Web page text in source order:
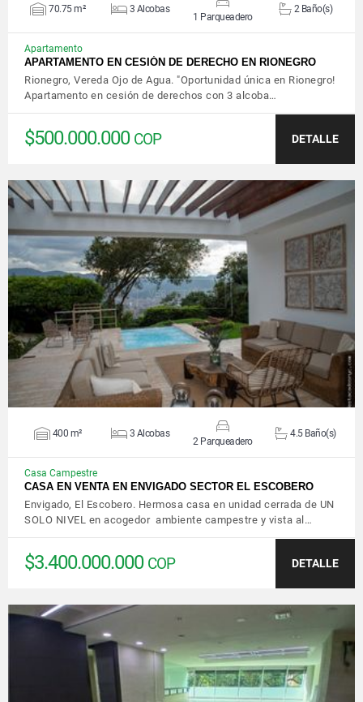
70.75 m² 3 Alcobas
1 Parqueadero
2 Baño(s)
Apartamento
APARTAMENTO EN CESIÓN DE DERECHO EN RIONEGRO
Rionegro, Vereda Ojo de Agua. "Oportunidad única en Rionegro!
Apartamento en cesión de derechos con 3 alcoba…
$500.000.000 COP DETALLE
VER DETALLES
400 m² 3 Alcobas
2 Parqueadero
4.5 Baño(s)
Casa Campestre
CASA EN VENTA EN ENVIGADO SECTOR EL ESCOBERO
Envigado, El Escobero. Hermosa casa en unidad cerrada de UN
SOLO NIVEL en acogedor ambiente campestre y vista al…
$3.400.000.000 COP DETALLE